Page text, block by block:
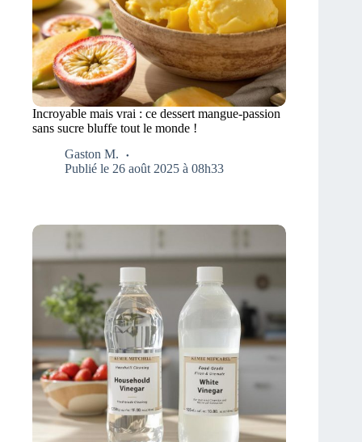
Incroyable mais vrai : ce dessert mangue-passion
sans sucre bluffe tout le monde !
Gaston M.
Publié le 26 août 2025 à 08h33